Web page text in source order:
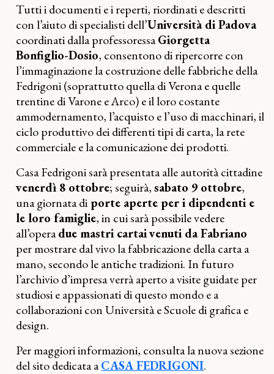
Tutti i documenti e i reperti, riordinati e descritti
con l’aiuto di specialisti dell’Università di Padova
coordinati dalla professoressaGiorgetta
Bonfiglio-Dosio, consentono di ripercorre con
l’immaginazione la costruzione delle fabbriche della
Fedrigoni (soprattutto quella di Verona e quelle
trentine di Varone e Arco) e il loro costante
ammodernamento, l’acquisto e l’uso di macchinari, il
ciclo produttivo dei differenti tipi di carta, la rete
commerciale e la comunicazione dei prodotti.
Casa Fedrigoni sarà presentata alle autorità cittadine
venerdì 8 ottobre; seguirà,sabato 9 ottobre,
una giornata di porte aperte per i dipendenti e
le loro famiglie, in cui sarà possibile vedere
all’operadue mastri cartaivenuti da Fabriano
per mostrare dal vivo la fabbricazione della carta a
mano, secondo le antiche tradizioni. In futuro
l’archivio d’impresa verrà aperto a visite guidate per
studiosi e appassionati di questo mondo e a
collaborazioni con Università e Scuole di grafica e
design.
Per maggiori informazioni, consulta la nuova sezione
del sito dedicata aCASA FEDRIGONI.